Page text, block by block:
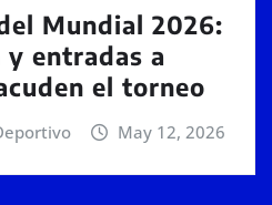
Mundial 2026:
entradas a
el torneo
May 12, 2026